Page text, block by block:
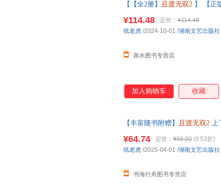
【【全2册】 且渡无双2 】 【正
系客服】
¥114.48 定价： ¥114.48
善水图书专营店
纸老虎 /2024-10-01 /湖南文艺出版社
加入购物车 收藏
【丰富随书附赠】 且渡无双2 上
¥64.74 定价： ¥68.00 (9.53折)
书海行舟图书专营店
纸老虎 /2025-04-01 /湖南文艺出版社